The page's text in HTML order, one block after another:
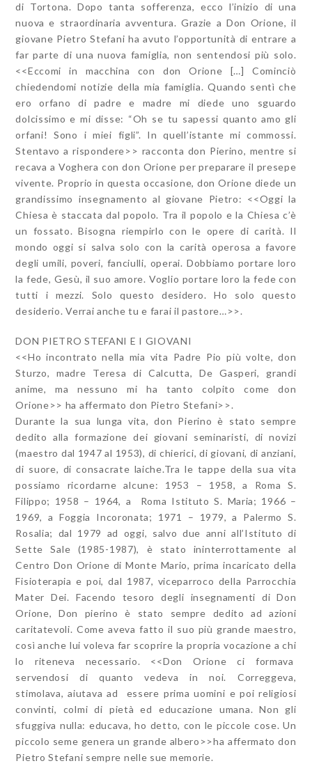
di Tortona. Dopo tanta sofferenza, ecco l’inizio di una
nuova e straordinaria avventura. Grazie a Don Orione, il
giovane Pietro Stefani ha avuto l’opportunità di entrare a
far parte di una nuova famiglia, non sentendosi più solo.
<<Eccomi in macchina con don Orione […] Cominciò
chiedendomi notizie della mia famiglia. Quando sentì che
ero orfano di padre e madre mi diede uno sguardo
dolcissimo e mi disse: “Oh se tu sapessi quanto amo gli
orfani! Sono i miei figli”. In quell’istante mi commossi.
Stentavo a rispondere>> racconta don Pierino, mentre si
recava a Voghera con don Orione per preparare il presepe
vivente. Proprio in questa occasione, don Orione diede un
grandissimo insegnamento al giovane Pietro: <<Oggi la
Chiesa è staccata dal popolo. Tra il popolo e la Chiesa c’è
un fossato. Bisogna riempirlo con le opere di carità. Il
mondo oggi si salva solo con la carità operosa a favore
degli umili, poveri, fanciulli, operai. Dobbiamo portare loro
la fede, Gesù, il suo amore. Voglio portare loro la fede con
tutti i mezzi. Solo questo desidero. Ho solo questo
desiderio. Verrai anche tu e farai il pastore…>>.
DON PIETRO STEFANI E I GIOVANI
<<Ho incontrato nella mia vita Padre Pio più volte, don
Sturzo, madre Teresa di Calcutta, De Gasperi, grandi
anime, ma nessuno mi ha tanto colpito come don
Orione>> ha affermato don Pietro Stefani>>.
Durante la sua lunga vita, don Pierino è stato sempre
dedito alla formazione dei giovani seminaristi, di novizi
(maestro dal 1947 al 1953), di chierici, di giovani, di anziani,
di suore, di consacrate laiche.Tra le tappe della sua vita
possiamo ricordarne alcune: 1953 – 1958, a Roma S.
Filippo; 1958 – 1964, a Roma Istituto S. Maria; 1966 –
1969, a Foggia Incoronata; 1971 – 1979, a Palermo S.
Rosalia; dal 1979 ad oggi, salvo due anni all’Istituto di
Sette Sale (1985-1987), è stato ininterrottamente al
Centro Don Orione di Monte Mario, prima incaricato della
Fisioterapia e poi, dal 1987, viceparroco della Parrocchia
Mater Dei. Facendo tesoro degli insegnamenti di Don
Orione, Don pierino è stato sempre dedito ad azioni
caritatevoli. Come aveva fatto il suo più grande maestro,
così anche lui voleva far scoprire la propria vocazione a chi
lo riteneva necessario. <<Don Orione ci formava
servendosi di quanto vedeva in noi. Correggeva,
stimolava, aiutava ad essere prima uomini e poi religiosi
convinti, colmi di pietà ed educazione umana. Non gli
sfuggiva nulla: educava, ho detto, con le piccole cose. Un
piccolo seme genera un grande albero>>ha affermato don
Pietro Stefani sempre nelle sue memorie.